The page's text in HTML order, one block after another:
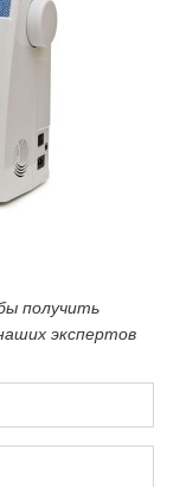
получить
экспертов